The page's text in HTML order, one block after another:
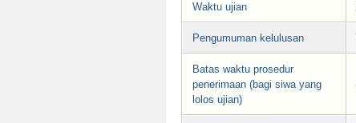
Waktu ujian
Pengumuman kelulusan
Batas waktu prosedur
penerimaan (bagi siwa yang
lolos ujian)